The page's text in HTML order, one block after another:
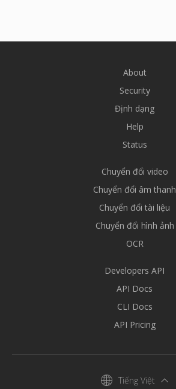
About
Security
Định dạng
Help
Status
Chuyển đổi video
Chuyển đổi âm thanh
Chuyển đổi tài liệu
Chuyển đổi hình ảnh
OCR
Developers API
API Docs
CLI Docs
API Pricing
Tiếng Việt